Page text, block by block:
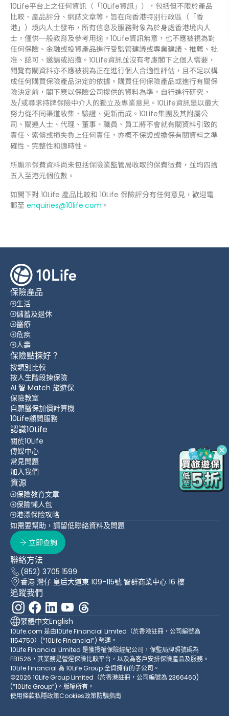
10Life平台上之任何資訊（「10Life資訊」），包括但不限於產品
比較、產品評分、網誌文章等，旨在向香港特别行政區（「香
港」）境内人士發布，所有信息及服務對象為於身處香港境内人
士，僅供一般教育及參考用途。10Life資訊無意，也不應被視為對
任何保險、金融或投資產品進行受監管建議或專業建議、推薦、批
准、認可、邀請或招攬。10Life資訊並沒有考慮閣下之個人需要，
閱覽有關資料亦不應被視為正在進行個人合適性評估，且不足以構
成任何購買保險產品決定的依據。購買任何保險產品或進行有關保
險決定前，閣下應以保險公司提供的資料為準，自行進行研究，
及/或尋求持牌保險中介人的獨立及專業意見。10Life資訊是以最大
努力從不同渠道收集、驗證、更新而成。10Life集團及其附屬公
司、關連人士、代理、董事、職員、員工將不會就有關資料引致的
責任、索償或損失負上任何責任，亦概不保證或擔保有關資料之準
確性、完整性和適時性。
所顯示保費資料尚未包括保險業監管局收取的保費徵費，並均四捨
五入至港元個位數。
如閣下對 10Life 產品比較和 10Life 保險評分有任何意見，歡迎電
郵至 enquiries@10life.com 。
保險產品
生活
儲蓄及退休
醫療
危疾
人壽
保險點揀好？
按類別比較
按人生階段揀保險
AI 智 Match 旅遊保
保險教室
自願醫保加價計算機
10Life顧問服務
認識10Life
關於10Life
傳媒中心
常見問題
加入我們
資源
保險教育文章
保險懶人包
港漂保险攻略
如需要幫助，請留低聯絡資料及問題
立即查詢
聯絡方法
(852) 3705 1599
香港 灣仔 皇后大道東 109-115號 智群商業中心 16 樓
追蹤我們
繁體中文English
10Life.com 是由10Life Financial Limited（於香港註冊，公司編號為
1154750）(“10Life Financial”) 營運。
10Life Financial Limited 是獲授權保險經紀公司，保監局牌照號碼為
FB1526，其業務是營運保險比較平台，以及為客戶安排保險產品及服務。
10Life Financial 為 10Life Group 全資擁有的子公司。
©2026 10Life Group Limited（於香港註冊，公司編號為 2366460)
(“10Life Group”)。版權所有。
使用條款私隱政策Cookies政策防騙指南